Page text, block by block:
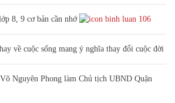
8, 9 cơ bản cần nhớ 106
về cuộc sống mang ý nghĩa thay đổi cuộc đời
Nguyên Phong làm Chủ tịch UBND Quận